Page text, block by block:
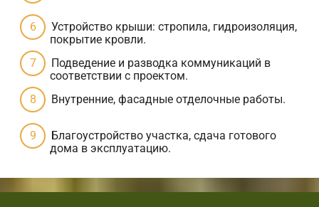
Устройство крыши: стропила, гидроизоляция,
покрытие кровли.
Подведение и разводка коммуникаций в
соответствии с проектом.
Внутренние, фасадные отделочные работы.
Благоустройство участка, сдача готового
дома в эксплуатацию.